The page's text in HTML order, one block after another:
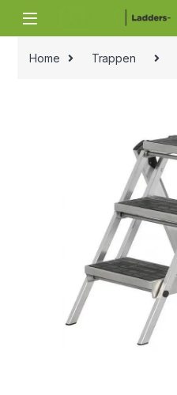
Home Trappen